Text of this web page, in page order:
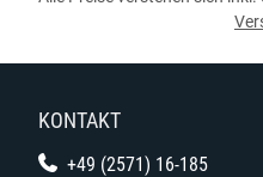
KONTAKT
+49 (2571) 16-185